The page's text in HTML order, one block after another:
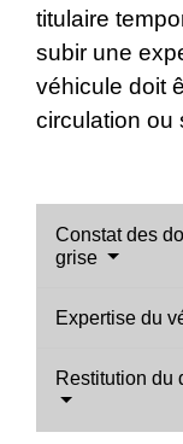
titulaire
subir une
véhicule doit
circulation ou
Constat des
grise
Expertise du
Restitution du